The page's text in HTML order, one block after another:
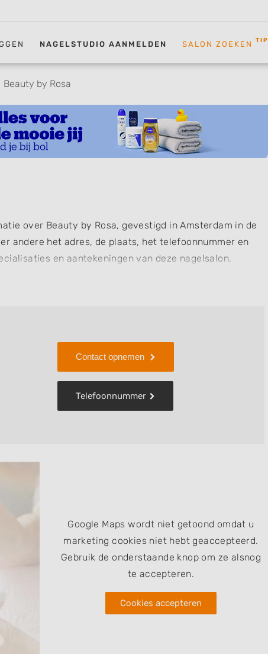
NAGELSTUDIO AANMELDEN SALON ZOEKEN TIP
Beauty by Rosa
over Beauty by Rosa, gevestigd in Amsterdam in de
andere het adres, de plaats, het telefoonnummer en
en aantekeningen van deze nagelsalon,
behandelingen Beauty by Rosa voor u kan
Contact opnemen
Telefoonnummer
Google Maps wordt niet getoond omdat u
marketing cookies niet hebt geaccepteerd.
Gebruik de onderstaande knop om ze alsnog
te accepteren.
Cookies accepteren